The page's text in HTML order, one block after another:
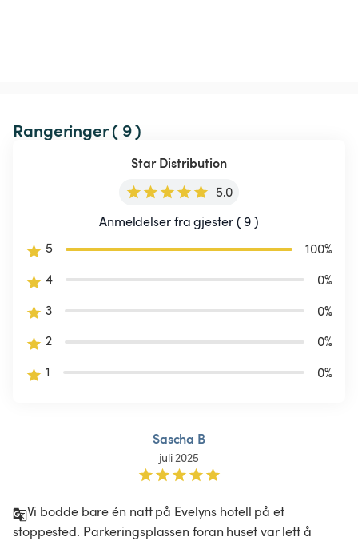
Rangeringer ( 9 )
Star Distribution
5.0
Anmeldelser fra gjester ( 9 )
5
100%
4
0%
3
0%
2
0%
1
0%
Sascha B
juli 2025
Vi bodde bare én natt på Evelyns hotell på et
stoppested. Parkeringsplassen foran huset var lett å